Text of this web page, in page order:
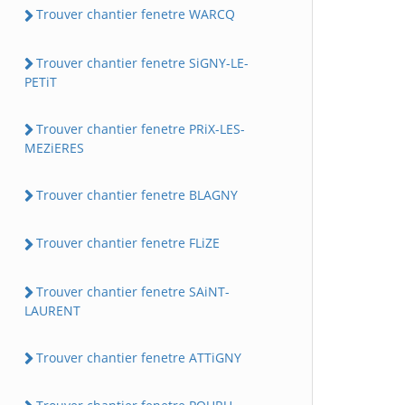
Trouver chantier fenetre WARCQ
Trouver chantier fenetre SiGNY-LE-
PETiT
Trouver chantier fenetre PRiX-LES-
MEZiERES
Trouver chantier fenetre BLAGNY
Trouver chantier fenetre FLiZE
Trouver chantier fenetre SAiNT-
LAURENT
Trouver chantier fenetre ATTiGNY